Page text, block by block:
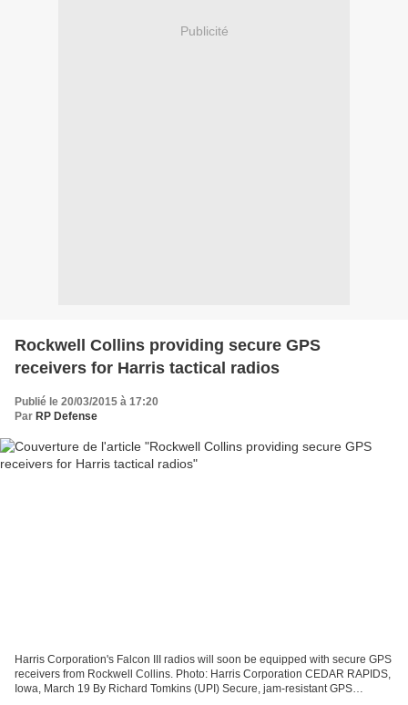
Publicité
Rockwell Collins providing secure GPS
receivers for Harris tactical radios
Publié le 20/03/2015 à 17:20
Par RP Defense
Harris Corporation's Falcon III radios will soon be equipped with secure GPS
receivers from Rockwell Collins. Photo: Harris Corporation CEDAR RAPIDS,
Iowa, March 19 By Richard Tomkins (UPI) Secure, jam-resistant GPS